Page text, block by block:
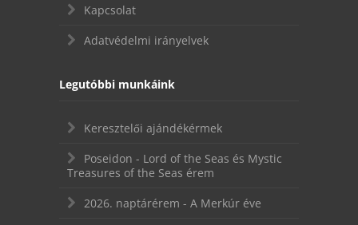
Kapcsolat
Adatvédelmi irányelvek
Legutóbbi munkáink
Keresztelői ajándékérmek
Poseidon - Lord of the Seas és Mystic
Treasures of the Seas érem
2026. naptárérem - A Merkúr éve